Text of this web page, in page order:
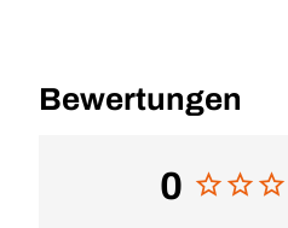
Bewertungen
0